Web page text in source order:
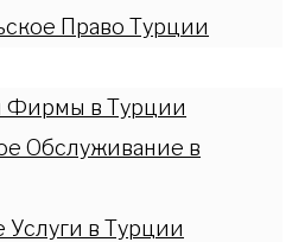
Право Турции
Фирмы в Турции
Обслуживание в
Услуги в Турции